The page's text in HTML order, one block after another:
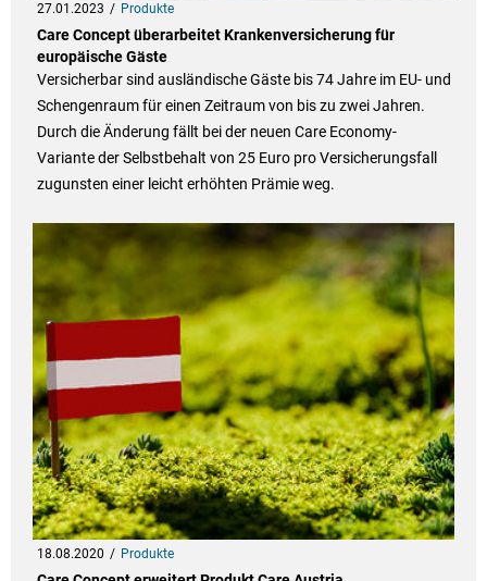
27.01.2023 Produkte
Care Concept überarbeitet Krankenversicherung für
europäische Gäste
Versicherbar sind ausländische Gäste bis 74 Jahre im EU- und
Schengenraum für einen Zeitraum von bis zu zwei Jahren.
Durch die Änderung fällt bei der neuen Care Economy-
Variante der Selbstbehalt von 25 Euro pro Versicherungsfall
zugunsten einer leicht erhöhten Prämie weg.
18.08.2020 Produkte